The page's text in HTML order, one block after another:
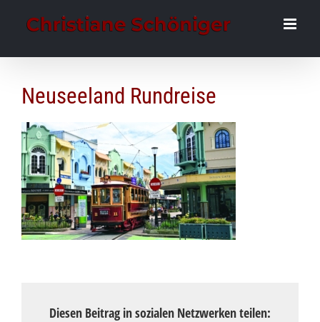
Neuseeland Rundreise
Diesen Beitrag in sozialen Netzwerken teilen: